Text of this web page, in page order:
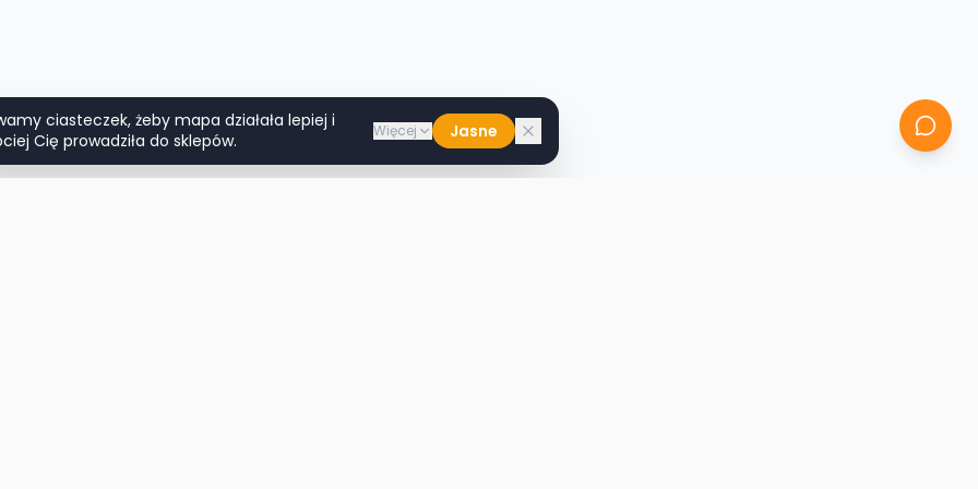
ciasteczek, żeby mapa działała lepiej i
Cię prowadziła do sklepów.
Więcej Jasne